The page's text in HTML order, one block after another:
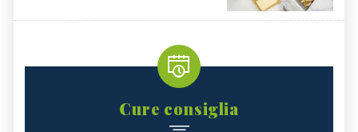
Cure consiglia